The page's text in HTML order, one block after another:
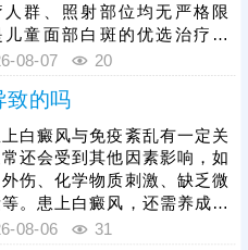
人群、照射部位均无严格限
儿童面部白斑的优选治疗方
准分子激光属于靶向治疗，
用于面部白斑病灶，刺激黑
增殖、修复，促进黑色素合
效淡化、消退面部白斑，且不
边正常皮肤，安全性适配儿
肤。儿童面部治疗需严格把
量，同时需坚持规律照射治
癜风恢复周期较长，规律疗程
稳固疗效，杜绝白斑反复。
08-07 20
致的吗
白癜风与免疫紊乱有一定关
还会受到其他因素影响，如
伤、化学物质刺激、缺乏微
。患上白癜风，还需养成健
惯，规律作息，均衡饮食，
08-06 31